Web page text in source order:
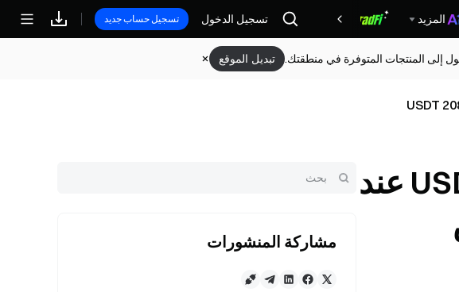
المزيد مكافآت
تسجيل الدخول تسجيل حساب جديد
إلى المنتجات المتوفرة في منطقتك. تبديل الموقع
توزيع مجاني لرموز الأسهم: احصل على 8 USDT عند تنفيذ أول طلب، حتى 208 USDT
توزيع مجاني لرموز الأسهم: احصل على 8 USDT عند
مشاركة المنشورات